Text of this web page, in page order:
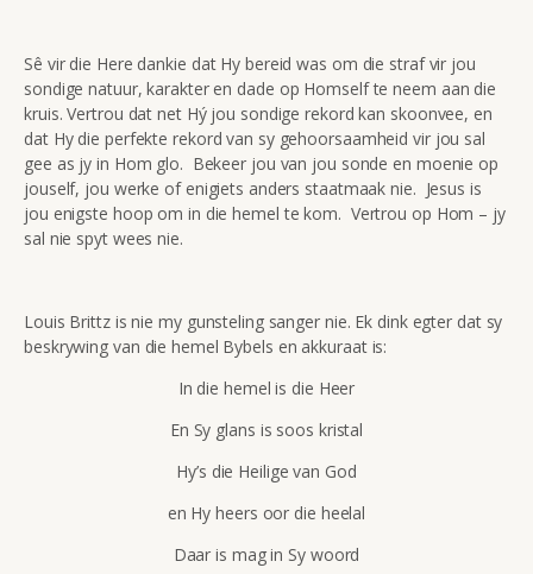
Sê vir die Here dankie dat Hy bereid was om die straf vir jou
sondige natuur, karakter en dade op Homself te neem aan die
kruis. Vertrou dat net Hý jou sondige rekord kan skoonvee, en
dat Hy die perfekte rekord van sy gehoorsaamheid vir jou sal
gee as jy in Hom glo. Bekeer jou van jou sonde en moenie op
jouself, jou werke of enigiets anders staatmaak nie. Jesus is
jou enigste hoop om in die hemel te kom. Vertrou op Hom – jy
sal nie spyt wees nie.
Louis Brittz is nie my gunsteling sanger nie. Ek dink egter dat sy
beskrywing van die hemel Bybels en akkuraat is:
In die hemel is die Heer
En Sy glans is soos kristal
Hy’s die Heilige van God
en Hy heers oor die heelal
Daar is mag in Sy woord